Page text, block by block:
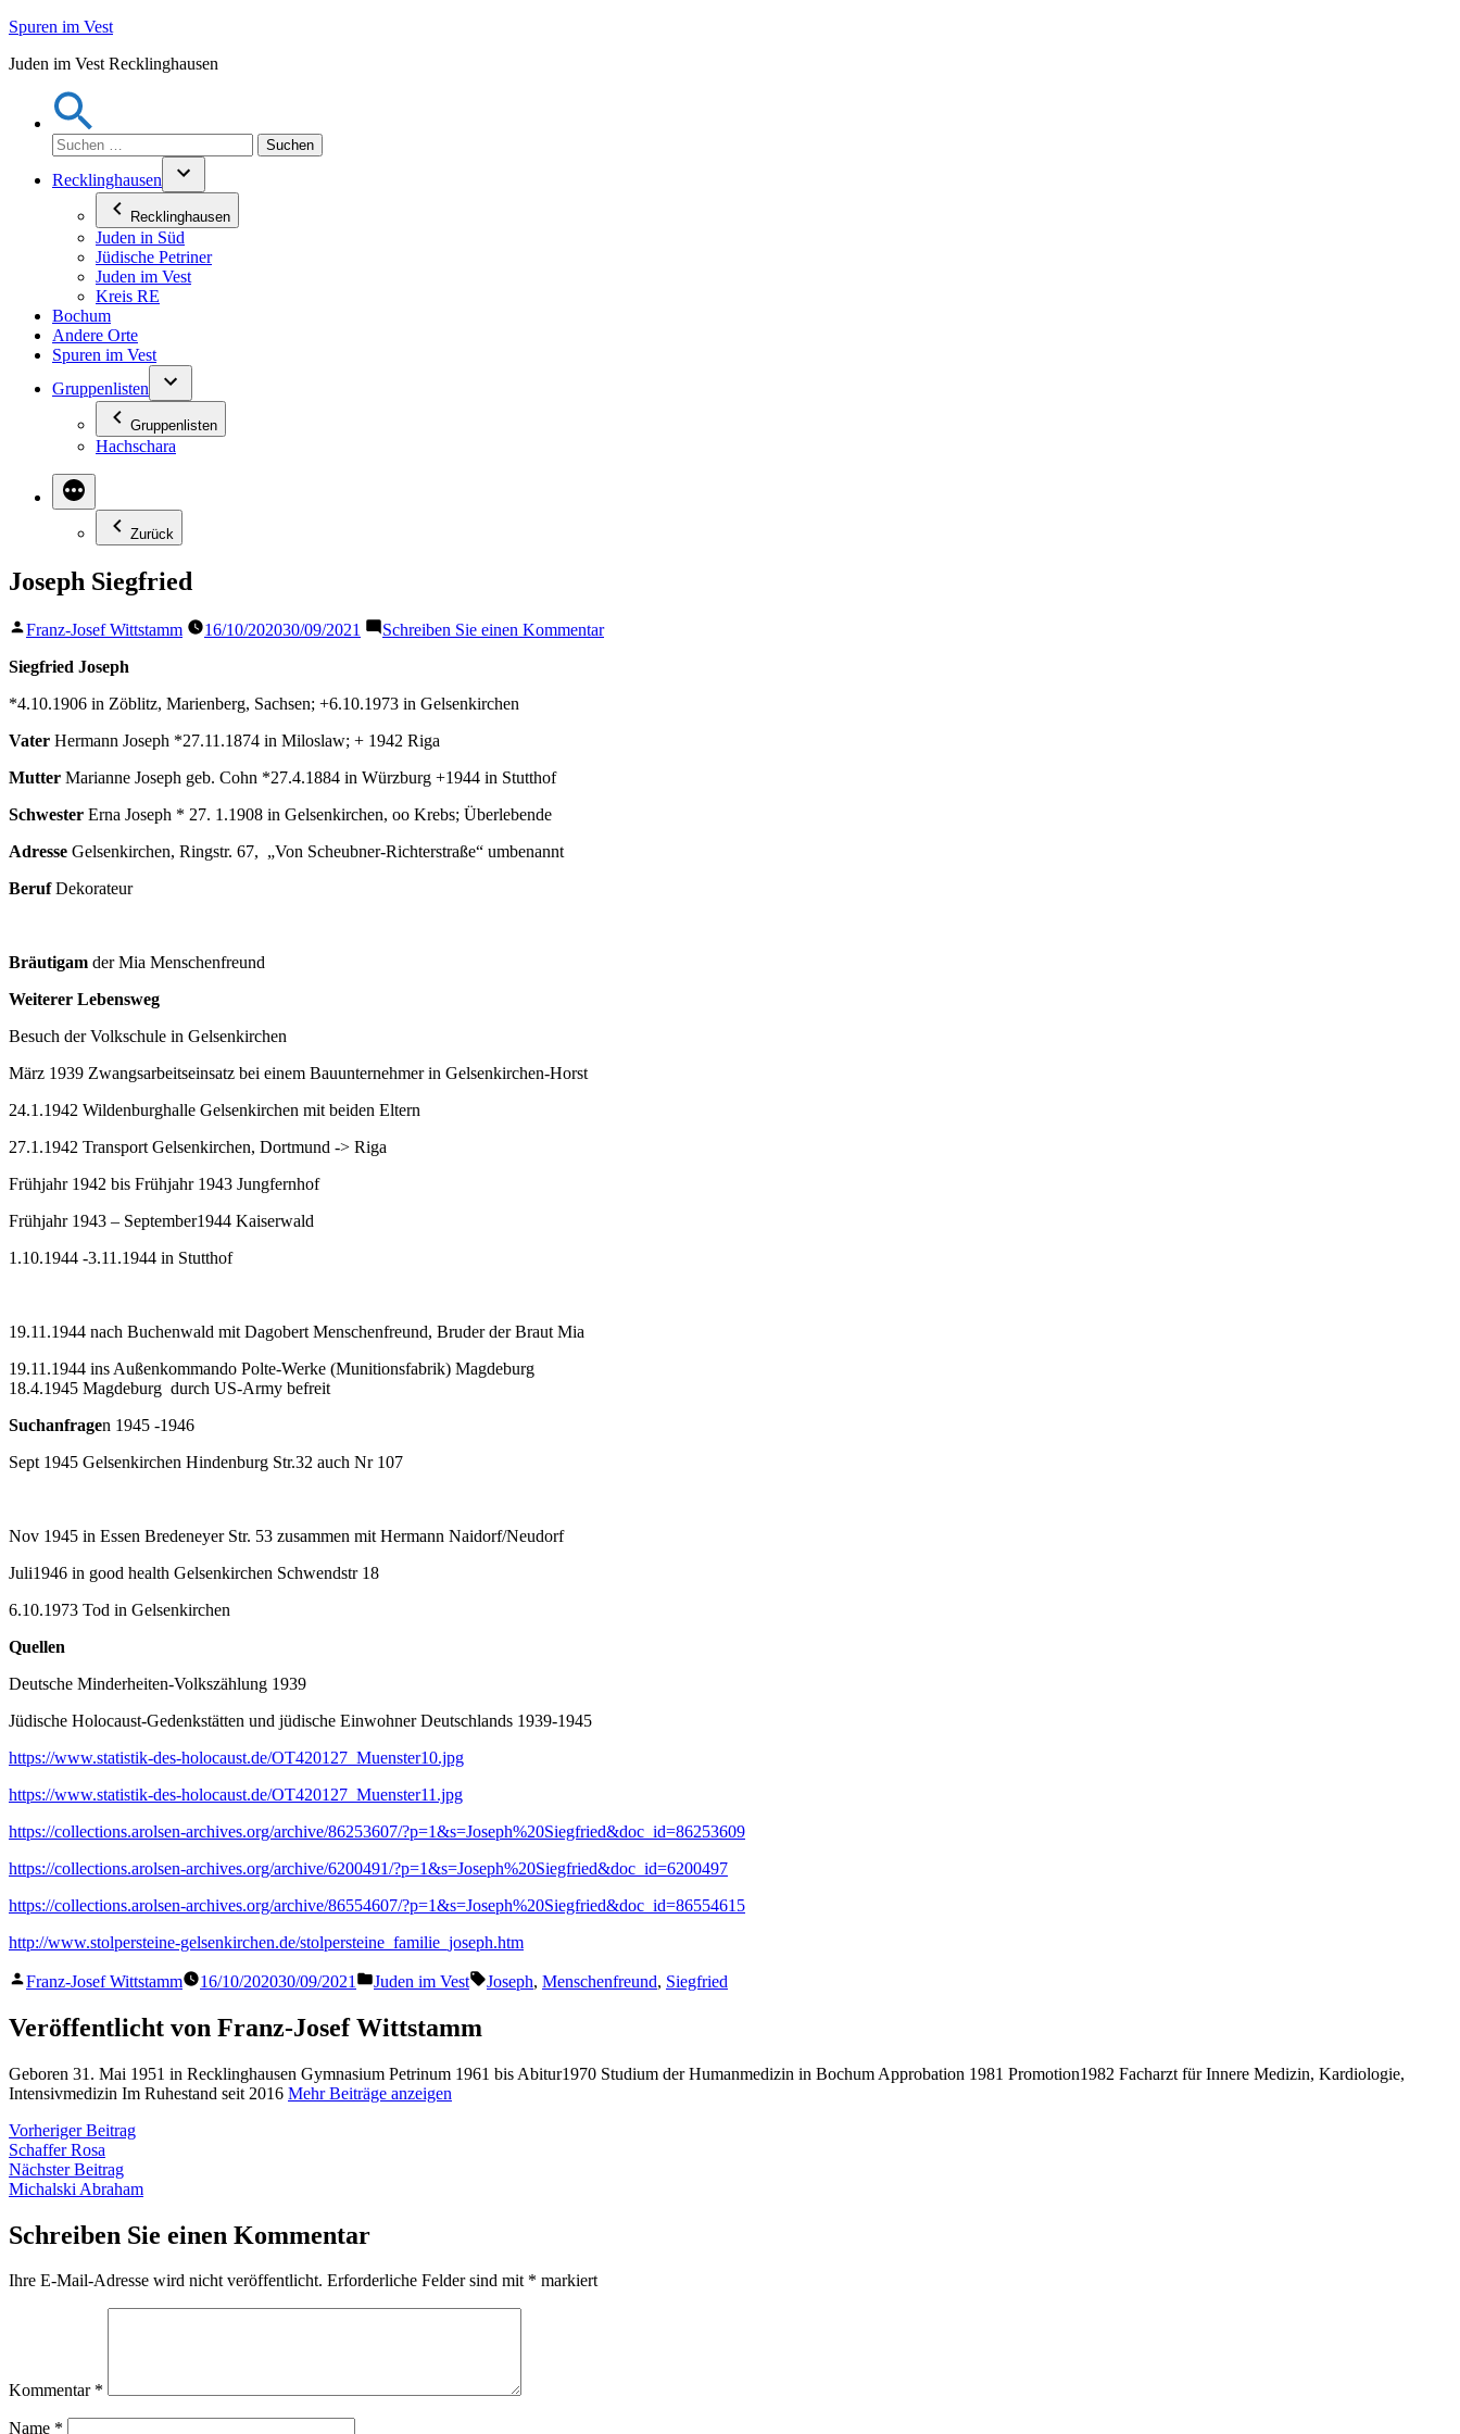
Zum
springen
Spuren im Vest
Juden im Vest Recklinghausen
Suchen
nach:
Recklinghausen
Recklinghausen
Juden in Süd
Jüdische Petriner
Juden im Vest
Kreis RE
Bochum
Andere Orte
Spuren im Vest
Gruppenlisten
Gruppenlisten
Hachschara
Zurück
Joseph Siegfried
Veröffentlicht
Franz-Josef Wittstamm 16/10/202030/09/2021 Schreiben Sie einen Kommentarzu
Siegfried Joseph
*4.10.1906 in Zöblitz, Marienberg, Sachsen; +6.10.1973 in Gelsenkirchen
Vater Hermann Joseph *27.11.1874 in Miloslaw; + 1942 Riga
Mutter Marianne Joseph geb. Cohn *27.4.1884 in Würzburg +1944 in Stutthof
Schwester Erna Joseph * 27. 1.1908 in Gelsenkirchen, oo Krebs; Überlebende
Adresse Gelsenkirchen, Ringstr. 67, „Von Scheubner-Richterstraße“ umbenannt
BerufDekorateur
Bräutigam der Mia Menschenfreund
Weiterer Lebensweg
Besuch der Volkschule in Gelsenkirchen
März 1939 Zwangsarbeitseinsatz bei einem Bauunternehmer in Gelsenkirchen-Horst
24.1.1942 Wildenburghalle Gelsenkirchen mit beiden Eltern
27.1.1942 Transport Gelsenkirchen, Dortmund -> Riga
Frühjahr 1942 bis Frühjahr 1943 Jungfernhof
Frühjahr 1943 – September1944 Kaiserwald
1.10.1944 -3.11.1944 in Stutthof
19.11.1944 nach Buchenwald mit Dagobert Menschenfreund, Bruder der Braut Mia
19.11.1944 ins Außenkommando Polte-Werke (Munitionsfabrik) Magdeburg
18.4.1945 Magdeburg durch US-Army befreit
Suchanfragen 1945 -1946
Sept 1945 Gelsenkirchen Hindenburg Str.32 auch Nr 107
Nov 1945 in Essen Bredeneyer Str. 53 zusammen mit Hermann Naidorf/Neudorf
Juli1946 in good health Gelsenkirchen Schwendstr 18
6.10.1973 Tod in Gelsenkirchen
Quellen
Deutsche Minderheiten-Volkszählung 1939
Jüdische Holocaust-Gedenkstätten und jüdische Einwohner Deutschlands 1939-1945
https://www.statistik-des-holocaust.de/OT420127_Muenster10.jpg
https://www.statistik-des-holocaust.de/OT420127_Muenster11.jpg
https://collections.arolsen-archives.org/archive/86253607/?p=1&s=Joseph%20Siegfried&doc_id=86253609
https://collections.arolsen-archives.org/archive/6200491/?p=1&s=Joseph%20Siegfried&doc_id=6200497
https://collections.arolsen-archives.org/archive/86554607/?p=1&s=Joseph%20Siegfried&doc_id=86554615
http://www.stolpersteine-gelsenkirchen.de/stolpersteine_familie_joseph.htm
Veröffentlicht
Franz-Josef Wittstamm 16/10/202030/09/2021
Veröffentlicht
Juden im Vest Schlagwörter:
Joseph, Menschenfreund, Siegfried
Veröffentlicht von Franz-Josef Wittstamm
Geboren 31. Mai 1951 in Recklinghausen Gymnasium Petrinum 1961 bis Abitur1970 Studium der Humanmedizin in Bochum Approbation 1981 Promotion1982 Facharzt für Innere Medizin, Kardiologie,
Intensivmedizin Im Ruhestand seit 2016 Mehr Beiträge anzeigen
Beitragsnavigation
Vorheriger BeitragVorheriger
Schaffer Rosa
Nächster BeitragNächster
Beitrag:
Michalski Abraham
Schreiben Sie einen Kommentar
Ihre E-Mail-Adresse wird nicht veröffentlicht. Erforderliche Felder sind mit * markiert
Kommentar *
Name *